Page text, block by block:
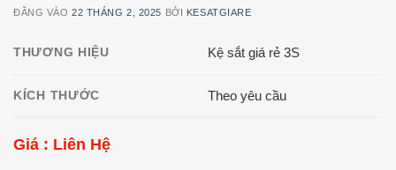
ĐĂNG VÀO22 THÁNG 2, 2025 BỞI KESATGIARE
THƯƠNG HIỆU Kệ sắt giá rẻ 3S
KÍCH THƯỚC Theo yêu cầu
Giá : Liên Hệ